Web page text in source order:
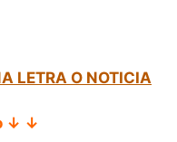
LETRA O NOTICIA
↓ ↓